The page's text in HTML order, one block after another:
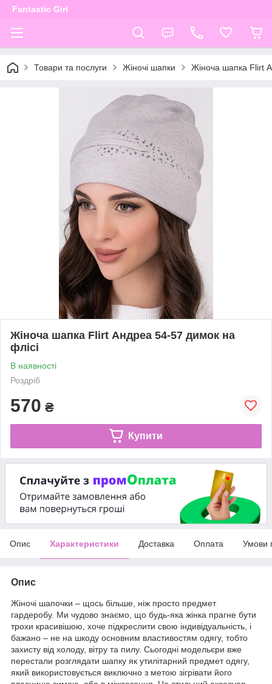
Fantastic Girl
Товари та послуги Жіночі шапки Жіноча шапка Flirt
Жіноча шапка Flirt Андреа 54-57 димок на
флісі
В наявності
Роздріб
570 ₴
Купити
Опис Характеристики Доставка Оплата Умови
Опис
Жіночі шапочки – щось більше, ніж просто предмет
гардеробу. Ми чудово знаємо, що будь-яка жінка прагне бути
трохи красивішою, хоче підкреслити свою індивідуальність, і
бажано – не на шкоду основним властивостям одягу, тобто
захисту від холоду, вітру та пилу. Сьогодні модельєри вже
перестали розглядати шапку як утилітарний предмет одягу,
який використовується виключно з метою зігрівати його